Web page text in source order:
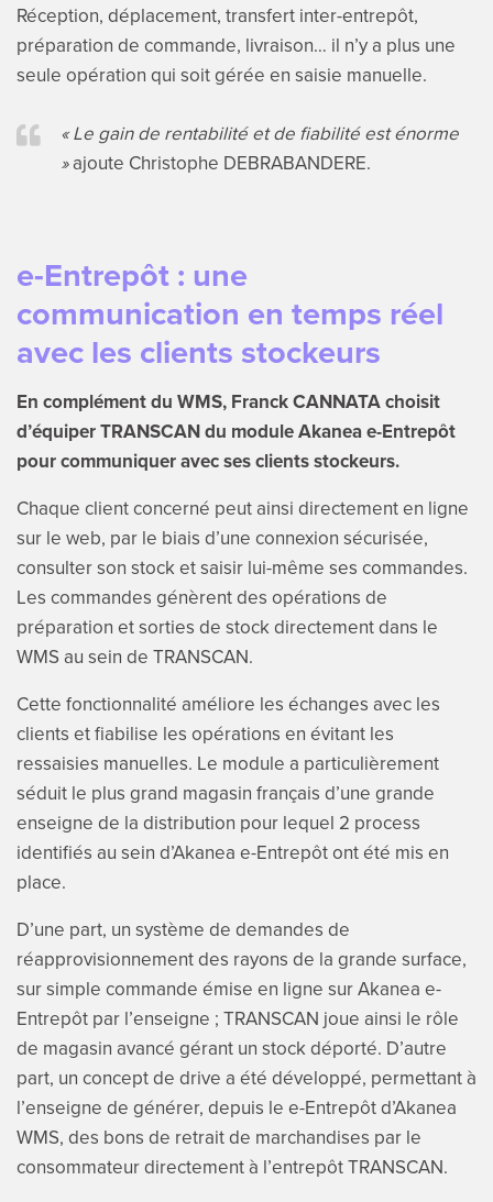
Réception, déplacement, transfert inter-entrepôt,
préparation de commande, livraison… il n’y a plus une
seule opération qui soit gérée en saisie manuelle.
« Le gain de rentabilité et de fiabilité est énorme
»ajoute Christophe DEBRABANDERE.
e-Entrepôt : une
communication en temps réel
avec les clients stockeurs
En complément du WMS, Franck CANNATA choisit
d’équiper TRANSCAN du module Akanea e-Entrepôt
pour communiquer avec ses clients stockeurs.
Chaque client concerné peut ainsi directement en ligne
sur le web, par le biais d’une connexion sécurisée,
consulter son stock et saisir lui-même ses commandes.
Les commandes génèrent des opérations de
préparation et sorties de stock directement dans le
WMS au sein de TRANSCAN.
Cette fonctionnalité améliore les échanges avec les
clients et fiabilise les opérations en évitant les
ressaisies manuelles. Le module a particulièrement
séduit le plus grand magasin français d’une grande
enseigne de la distribution pour lequel 2 process
identifiés au sein d’Akanea e-Entrepôt ont été mis en
place.
D’une part, un système de demandes de
réapprovisionnement des rayons de la grande surface,
sur simple commande émise en ligne sur Akanea e-
Entrepôt par l’enseigne ; TRANSCAN joue ainsi le rôle
de magasin avancé gérant un stock déporté. D’autre
part, un concept de drive a été développé, permettant à
l’enseigne de générer, depuis le e-Entrepôt d’Akanea
WMS, des bons de retrait de marchandises par le
consommateur directement à l’entrepôt TRANSCAN.